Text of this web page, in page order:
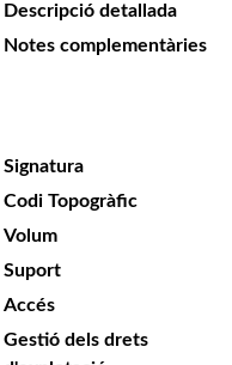
Descripció detallada
Notes complementàries
Signatura
Codi Topogràfic
Volum
Suport
Accés
Gestió dels drets